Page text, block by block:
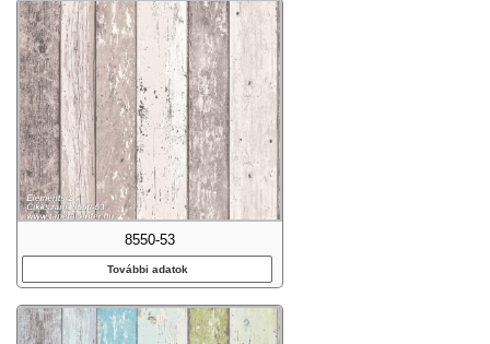
8550-53
További adatok